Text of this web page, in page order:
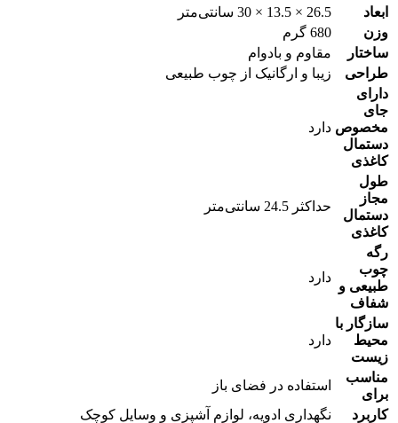
ابعاد
26.5 × 13.5 × 30 سانتی‌متر
وزن
680 گرم
ساختار
مقاوم و بادوام
طراحی
زیبا و ارگانیک از چوب طبیعی
دارای
جای
مخصوص
دستمال
کاغذی
دارد
طول
مجاز
دستمال
کاغذی
حداکثر 24.5 سانتی‌متر
رگه
چوب
طبیعی و
شفاف
دارد
سازگار با
محیط
زیست
دارد
مناسب
برای
استفاده در فضای باز
کاربرد
نگهداری ادویه، لوازم آشپزی و وسایل کوچک